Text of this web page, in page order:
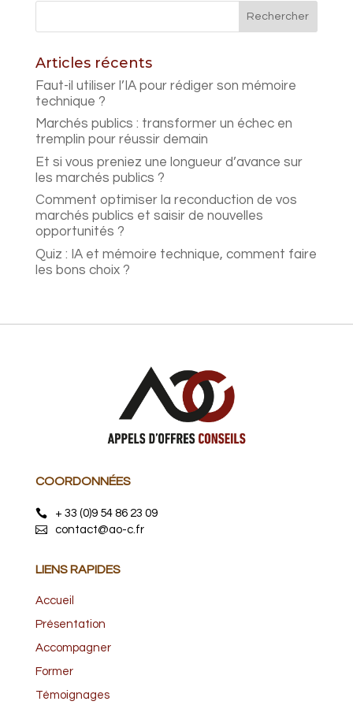
Articles récents
Faut-il utiliser l’IA pour rédiger son mémoire
technique ?
Marchés publics : transformer un échec en
tremplin pour réussir demain
Et si vous preniez une longueur d’avance sur
les marchés publics ?
Comment optimiser la reconduction de vos
marchés publics et saisir de nouvelles
opportunités ?
Quiz : IA et mémoire technique, comment faire
les bons choix ?
COORDONNÉES
+ 33 (0)9 54 86 23 09
contact@ao-c.fr
LIENS RAPIDES
Accueil
Présentation
Accompagner
Former
Témoignages